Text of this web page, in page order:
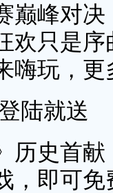
巅峰对
欢只是
嗨玩，
陆就送
史首献
，即可